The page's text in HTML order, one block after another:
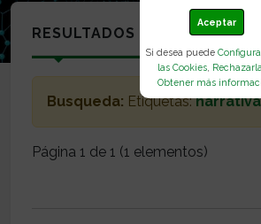
Aceptar
Si desea puede
las Cookies,
Obtener más
RESULTADOS
Busqueda: Etiquetas:
Página 1 de 1 (1 elementos)